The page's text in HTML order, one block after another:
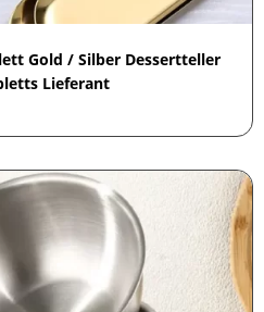
Gold / Silber Dessertteller
Lieferant